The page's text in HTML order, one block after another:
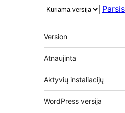
Version
Atnaujinta
Aktyvių instaliacijų
WordPress versija